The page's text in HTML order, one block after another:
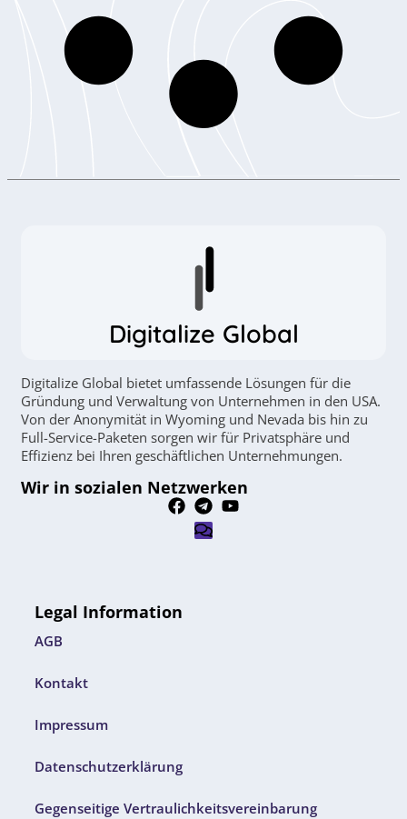
Digitalize Global
Digitalize Global bietet umfassende Lösungen für die
Gründung und Verwaltung von Unternehmen in den USA.
Von der Anonymität in Wyoming und Nevada bis hin zu
Full-Service-Paketen sorgen wir für Privatsphäre und
Effizienz bei Ihren geschäftlichen Unternehmungen.
Wir in sozialen Netzwerken
Legal Information
AGB
Kontakt
Impressum
Datenschutzerklärung
Gegenseitige Vertraulichkeitsvereinbarung